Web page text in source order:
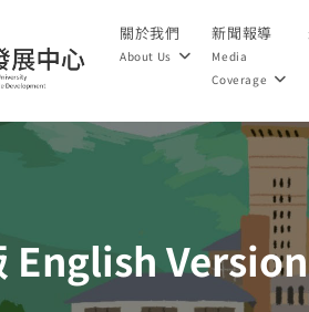
關於我們
About Us
新聞報導
Media
Coverage
English Version